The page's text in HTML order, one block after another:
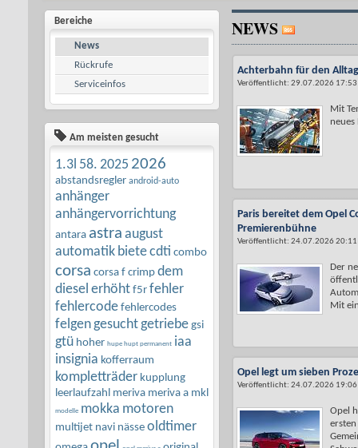
Bereiche
News
Rückrufe
Serviceinfos
Am meisten gesucht
1.3l 58. 2025 2026
abstandsregler android-auto
anhänger
anhängervorrichtung
antara astra august
automatik bietecdti combo
corsa corsa f crimp dem
diesel erhöht f5r fehler
fehlercode fehlercodes
felgen gesucht getriebe gsi
gtü hoher hupe hupt permanent iaa
insignia kofferraum
kompletträder kupplung
leerlaufzahl meriva meriva a mkl
modelle mokka motoren
multijet navi nässe oldtimer
NEWS
Achterbahn für den
Veröffentlicht: 29.07.2026 17:53
Mit
neues
Paris bereitet dem Opel
Premierenbühne
Veröffentlicht: 24.07.2026 20:11
Der
Mit
Opel legt um sieben
Veröffentlicht: 24.07.2026 19:06
Opel